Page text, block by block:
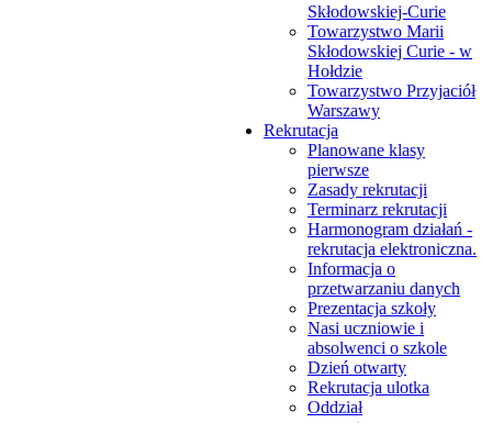
Skłodowskiej-Curie
Towarzystwo Marii
Skłodowskiej Curie - w
Hołdzie
Towarzystwo Przyjaciół
Warszawy
Rekrutacja
Planowane klasy
pierwsze
Zasady rekrutacji
Terminarz rekrutacji
Harmonogram działań -
rekrutacja elektroniczna.
Informacja o
przetwarzaniu danych
Prezentacja szkoły
Nasi uczniowie i
absolwenci o szkole
Dzień otwarty
Rekrutacja ulotka
Oddział